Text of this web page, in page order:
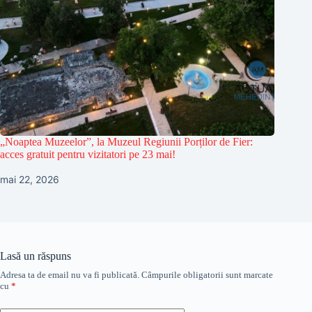
„Noaptea Muzeelor”, la Muzeul Regiunii Porților de Fier:
acces gratuit pentru vizitatori pe 23 mai!
mai 22, 2026
Lasă un răspuns
Adresa ta de email nu va fi publicată. Câmpurile obligatorii sunt marcate
cu *